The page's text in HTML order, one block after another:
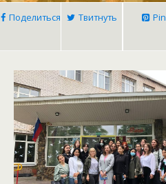
Поделиться Твитнуть Pin